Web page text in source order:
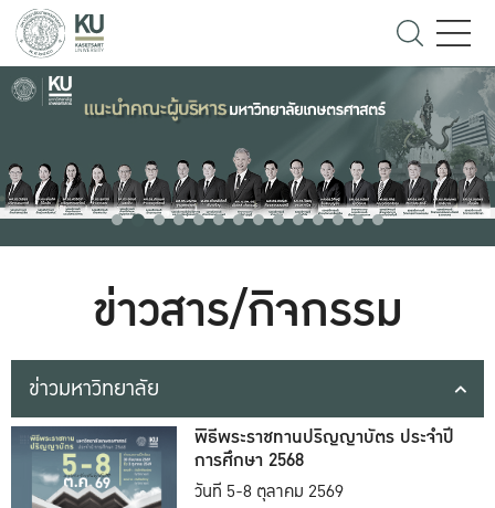
ข่าวสาร/กิจกรรม
ข่าวมหาวิทยาลัย
พิธีพระราชทานปริญญาบัตร ประจำปี
การศึกษา 2568
วันที่ 5-8 ตุลาคม 2569